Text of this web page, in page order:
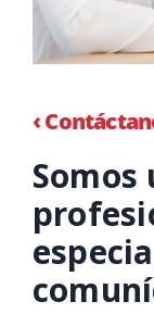
‹
Somos